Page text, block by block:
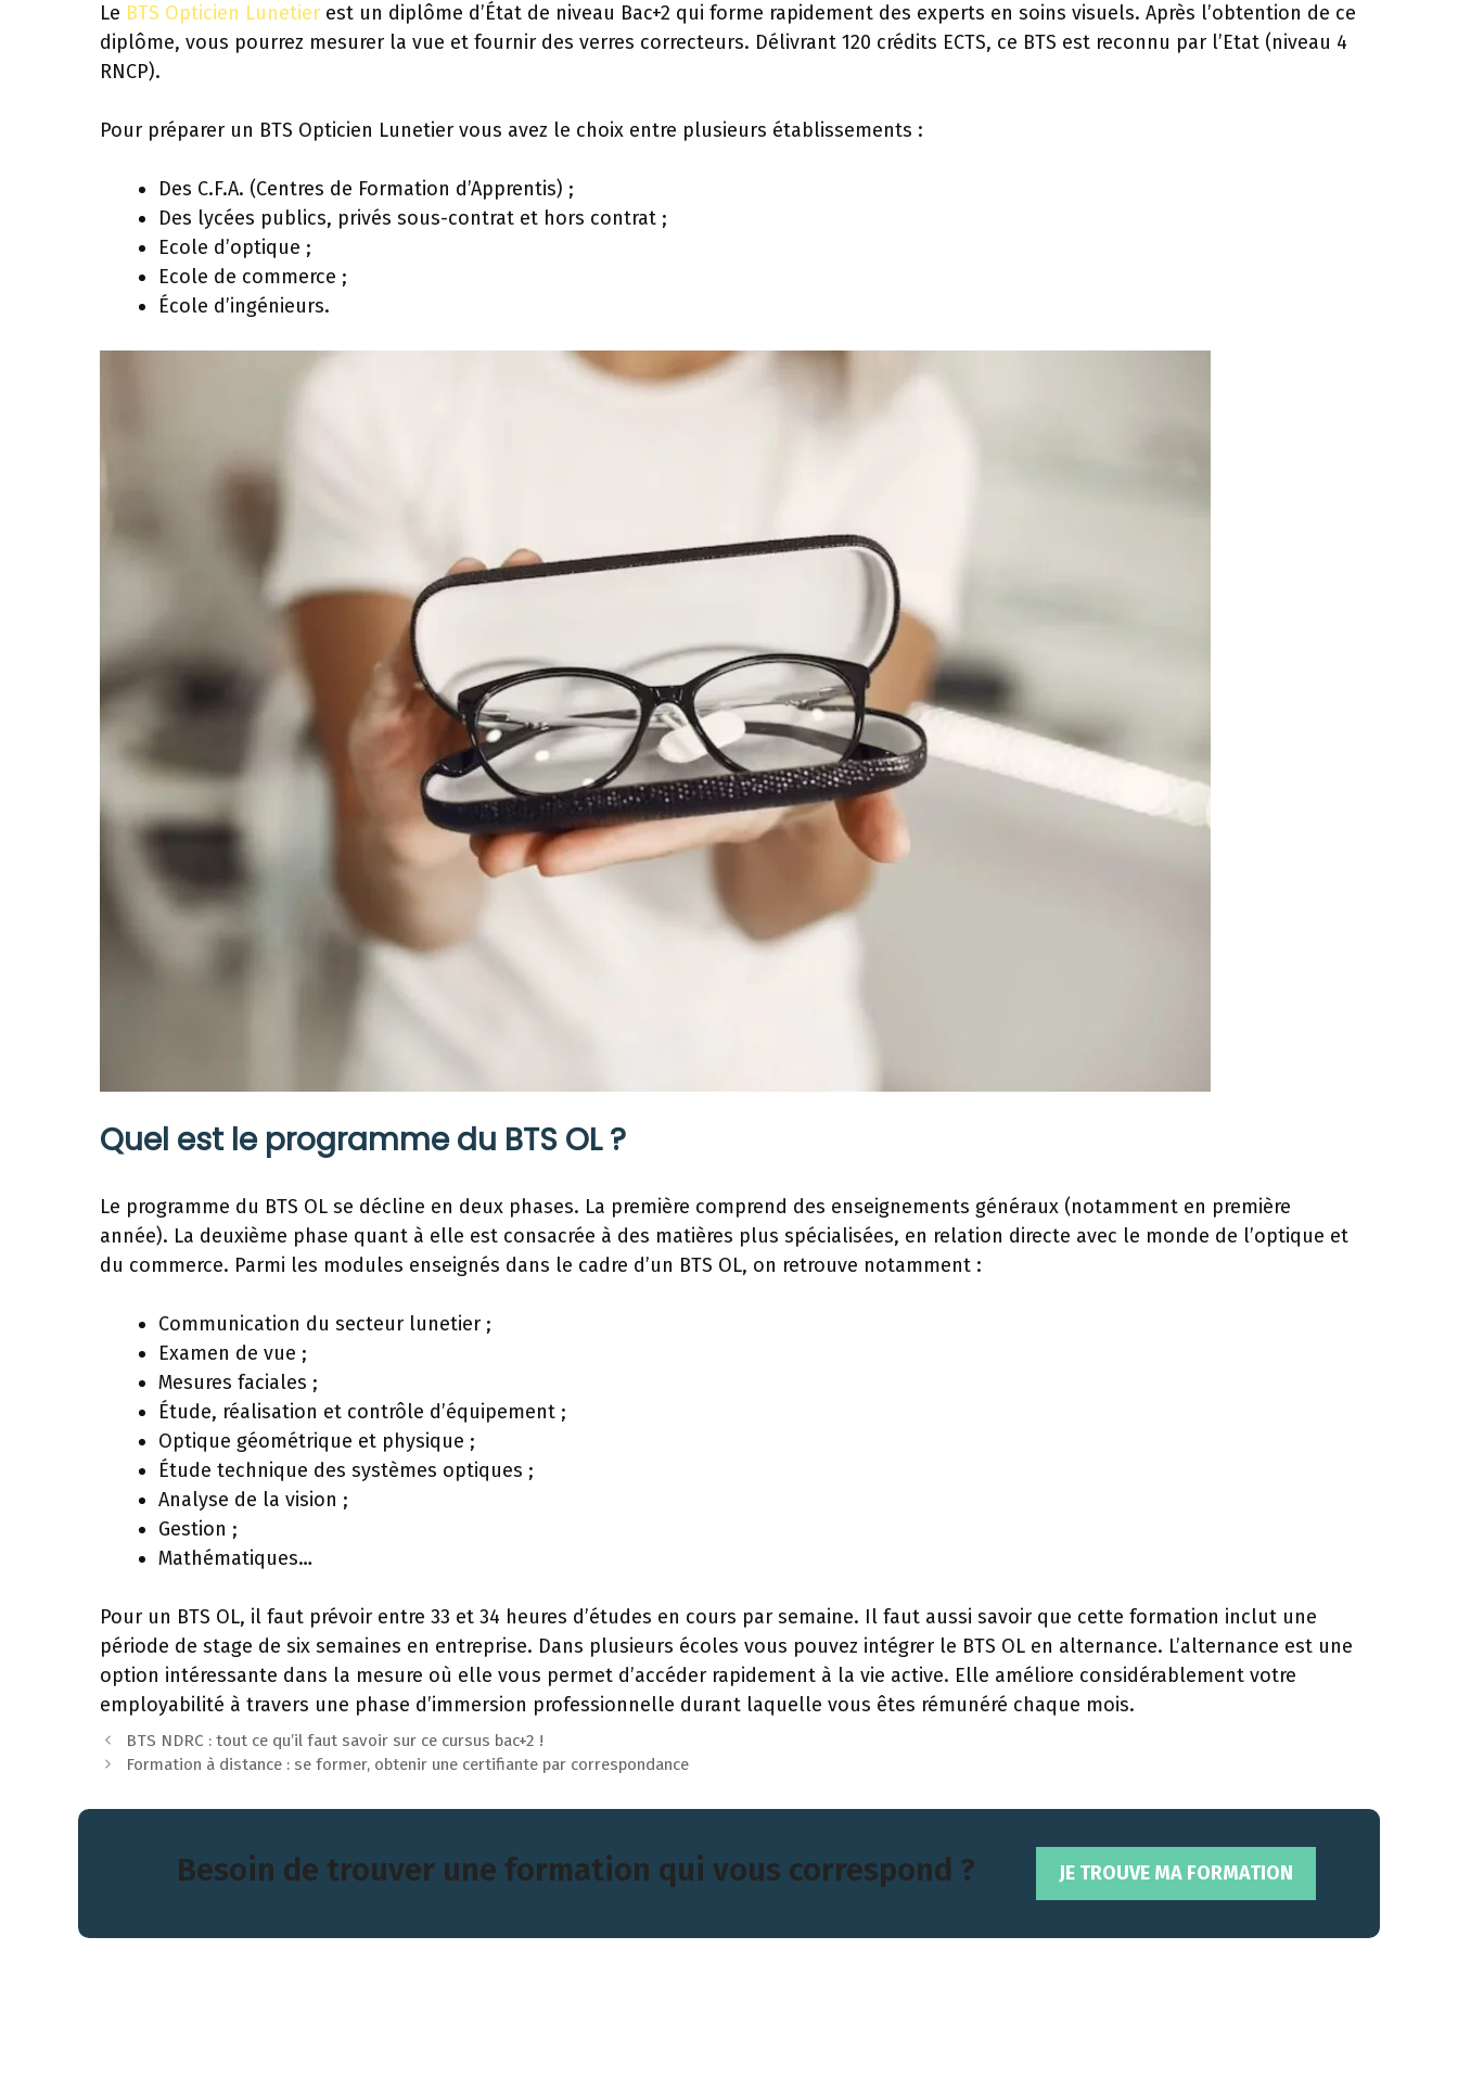
Le BTS Opticien Lunetier est un diplôme d’État de niveau Bac+2 qui forme rapidement des experts en soins visuels. Après l’obtention de ce
diplôme, vous pourrez mesurer la vue et fournir des verres correcteurs. Délivrant 120 crédits ECTS, ce BTS est reconnu par l’Etat (niveau 4
RNCP).
Pour préparer un BTS Opticien Lunetier vous avez le choix entre plusieurs établissements :
Des C.F.A. (Centres de Formation d’Apprentis) ;
Des lycées publics, privés sous-contrat et hors contrat ;
Ecole d’optique ;
Ecole de commerce ;
École d’ingénieurs.
Quel est le programme du BTS OL ?
Le programme du BTS OL se décline en deux phases. La première comprend des enseignements généraux (notamment en première
année). La deuxième phase quant à elle est consacrée à des matières plus spécialisées, en relation directe avec le monde de l’optique et
du commerce. Parmi les modules enseignés dans le cadre d’un BTS OL, on retrouve notamment :
Communication du secteur lunetier ;
Examen de vue ;
Mesures faciales ;
Étude, réalisation et contrôle d’équipement ;
Optique géométrique et physique ;
Étude technique des systèmes optiques ;
Analyse de la vision ;
Gestion ;
Mathématiques…
Pour un BTS OL, il faut prévoir entre 33 et 34 heures d’études en cours par semaine. Il faut aussi savoir que cette formation inclut une
période de stage de six semaines en entreprise. Dans plusieurs écoles vous pouvez intégrer le BTS OL en alternance. L’alternance est une
option intéressante dans la mesure où elle vous permet d’accéder rapidement à la vie active. Elle améliore considérablement votre
employabilité à travers une phase d’immersion professionnelle durant laquelle vous êtes rémunéré chaque mois.
BTS NDRC : tout ce qu’il faut savoir sur ce cursus bac+2 !
Formation à distance : se former, obtenir une certifiante par correspondance
Besoin de trouver une formation qui vous correspond ? JE TROUVE MA FORMATION